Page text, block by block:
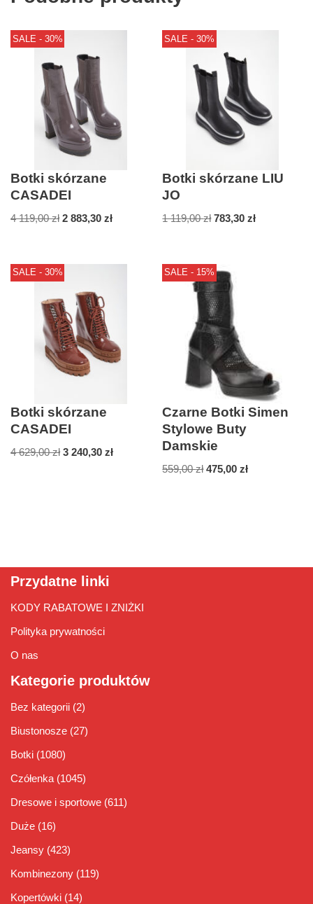
SALE - 30%
Botki skórzane
CASADEI
4 119,00zł 2 883,30 zł
SALE - 30%
Botki skórzane LIU
JO
1 119,00zł 783,30zł
SALE - 30%
Botki skórzane
CASADEI
4 629,00zł 3 240,30 zł
SALE - 15%
Czarne Botki Simen
Stylowe Buty
Damskie
559,00zł 475,00zł
Przydatne linki
KODY RABATOWE I ZNIŻKI
Polityka prywatności
O nas
Kategorie produktów
Bez kategorii (2)
Biustonosze (27)
Botki (1080)
Czółenka (1045)
Dresowe i sportowe (611)
Duże (16)
Jeansy (423)
Kombinezony (119)
Kopertówki (14)